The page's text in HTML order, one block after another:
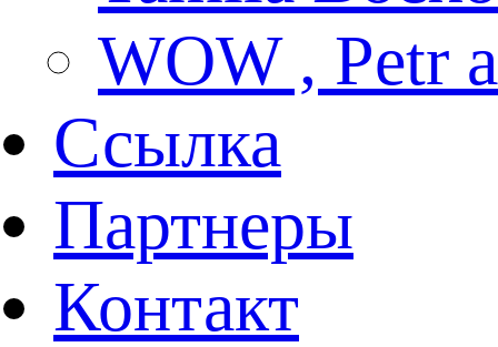
WOW , Petr
Ссылка
Партнеры
Контакт